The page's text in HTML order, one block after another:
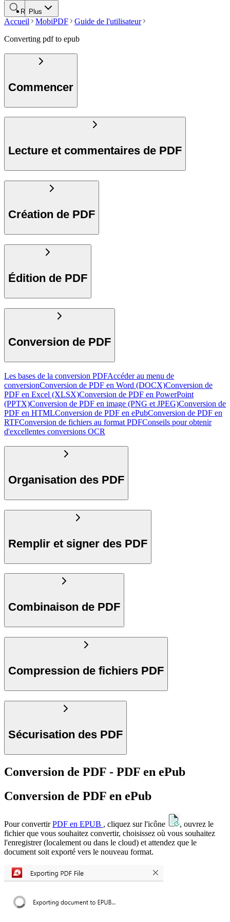
Plus
Rechercher
Accueil MobiPDF
Guide de l'utilisateur
Converting pdf to epub
Commencer
Lecture et commentaires de PDF
Création de PDF
Édition de PDF
Conversion de PDF
Les bases de la conversion PDFAccéder au menu de
conversionConversion de PDF en Word (DOCX)Conversion de
PDF en Excel (XLSX)Conversion de PDF en PowerPoint
(PPTX)Conversion de PDF en image (PNG et JPEG)Conversion de
PDF en HTMLConversion de PDF en ePubConversion de PDF en
RTFConversion de fichiers au format PDFConseils pour obtenir
d'excellentes conversions OCR
Organisation des PDF
Remplir et signer des PDF
Combinaison de PDF
Compression de fichiers PDF
Sécurisation des PDF
Conversion de PDF - PDF en ePub
Conversion de PDF en ePub
Pour convertirPDF en EPUB , cliquez sur l'icône
, ouvrez le
fichier que vous souhaitez convertir, choisissez où vous souhaitez
l'enregistrer (localement ou dans le cloud) et attendez que le
document soit exporté vers le nouveau format.